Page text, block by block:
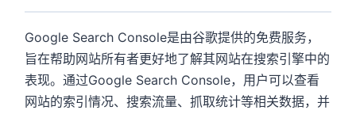
Google Search Console是由谷歌提供的免费服务，
旨在帮助网站所有者更好地了解其网站在搜索引擎中的
表现。通过Google Search Console，用户可以查看
网站的索引情况、搜索流量、抓取统计等相关数据，并